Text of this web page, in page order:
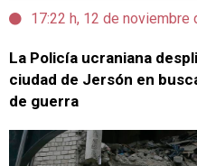
17:22 h, 12 de noviembre
La Policía ucraniana
ciudad de Jersón en
de guerra